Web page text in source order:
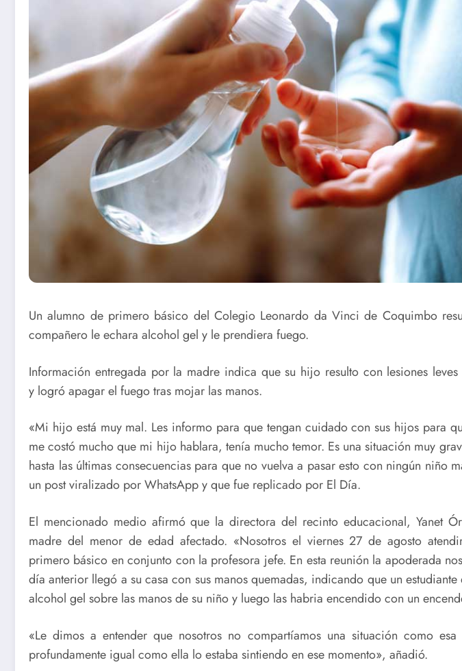
Un alumno de primero básico del Colegio Leonardo da Vinci de Coquimbo
compañero le echara alcohol gel y le prendiera fuego.
Información entregada por la madre indica que su hijo resulto con lesiones
y logró apagar el fuego tras mojar las manos.
«Mi hijo está muy mal. Les informo para que tengan cuidado con sus hijos para
me costó mucho que mi hijo hablara, tenía mucho temor. Es una situación muy
hasta las últimas consecuencias para que no vuelva a pasar esto con ningún niño
un post viralizado por WhatsApp y que fue replicado por El Día.
El mencionado medio afirmó que la directora del recinto educacional, Yanet
madre del menor de edad afectado. «Nosotros el viernes 27 de agosto
primero básico en conjunto con la profesora jefe. En esta reunión la apoderada
día anterior llegó a su casa con sus manos quemadas, indicando que un
alcohol gel sobre las manos de su niño y luego las habria encendido con un
«Le dimos a entender que nosotros no compartíamos una situación como
profundamente igual como ella lo estaba sintiendo en ese momento», añadió.